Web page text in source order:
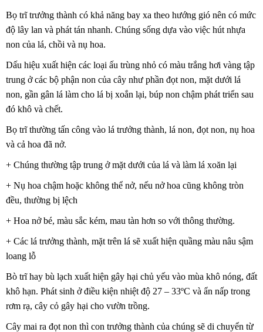
Bọ trĩ trưởng thành có khả năng bay xa theo hướng gió nên có mức
độ lây lan và phát tán nhanh. Chúng sống dựa vào việc hút nhựa
non của lá, chồi và nụ hoa.
Dấu hiệu xuất hiện các loại ấu trùng nhỏ có màu trắng hơi vàng tập
trung ở các bộ phận non của cây như phần đọt non, mặt dưới lá
non, gần gân lá làm cho lá bị xoắn lại, búp non chậm phát triển sau
đó khô và chết.
Bọ trĩ thường tấn công vào lá trưởng thành, lá non, đọt non, nụ hoa
và cả hoa đã nở.
+ Chúng thường tập trung ở mặt dưới của lá và làm lá xoăn lại
+ Nụ hoa chậm hoặc không thể nở, nếu nở hoa cũng không tròn
đều, thường bị lệch
+ Hoa nở bé, màu sắc kém, mau tàn hơn so với thông thường.
+ Các lá trưởng thành, mặt trên lá sẽ xuất hiện quầng màu nâu sậm
loang lỗ
Bò trĩ hay bù lạch xuất hiện gây hại chủ yếu vào mùa khô nóng, đất
khô hạn. Phát sinh ở điều kiện nhiệt độ 27 – 33ºC và ẩn nấp trong
rơm rạ, cây cỏ gây hại cho vườn trồng.
Cây mai ra đọt non thì con trưởng thành của chúng sẽ di chuyển từ